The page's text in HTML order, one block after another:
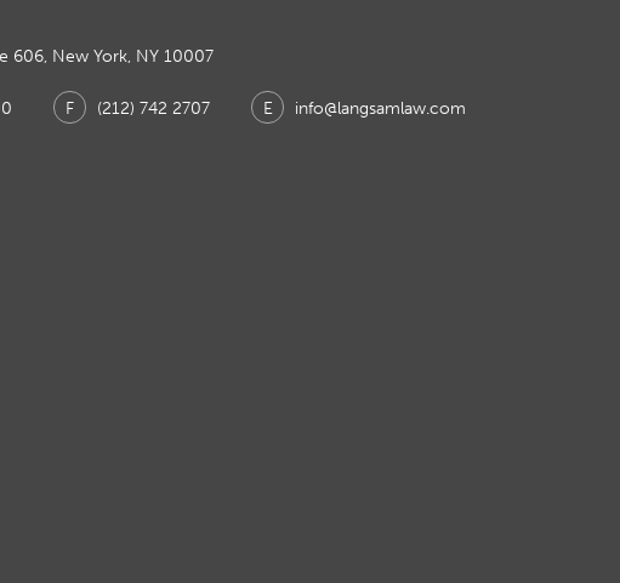
606, New York, NY 10007
F (212) 742 2707 E info@langsamlaw.com